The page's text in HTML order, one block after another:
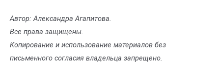
Автор: Александра Агапитова.
Все права защищены.
Копирование и использование материалов без
письменного согласия владельца запрещено.